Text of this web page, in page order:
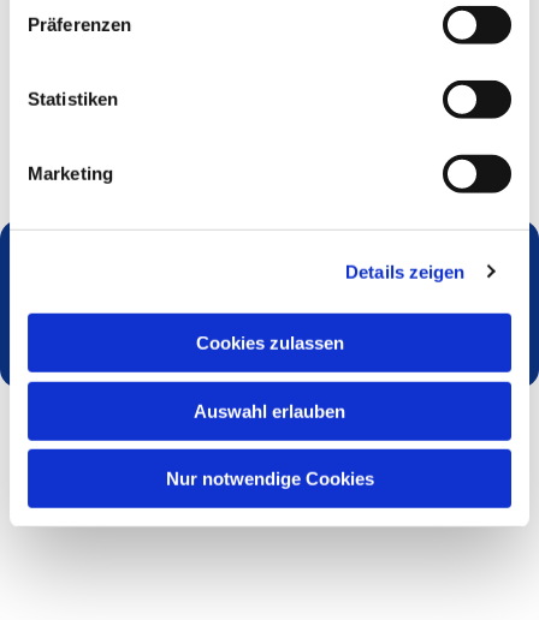
Präferenzen
Statistiken
Marketing
Details zeigen
Cookies zulassen
Auswahl erlauben
Nur notwendige Cookies
Dies könnte Sie auch interessieren